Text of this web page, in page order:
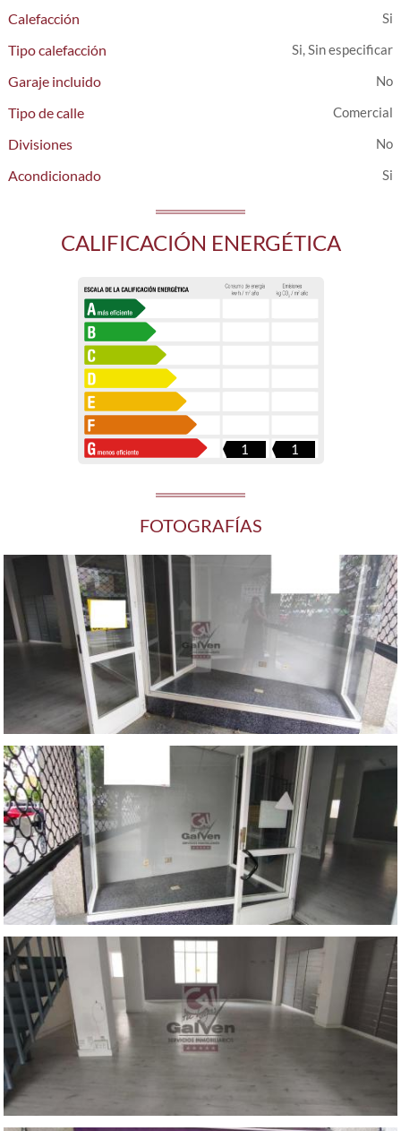
Calefacción
Tipo calefacción
Si, Sin especificar
Garaje incluido
Tipo de calle
Comercial
Divisiones
Acondicionado
CALIFICACIÓN ENERGÉTICA
1 1
FOTOGRAFÍAS